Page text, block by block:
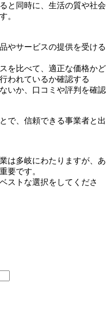
と同時に、生活の質や社会
。
やサービスの提供を受ける
を比べて、適正な価格かど
われているか確認する
いか、口コミや評判を確認
で、信頼できる事業者と出
は多岐にわたりますが、あ
要です。
ストな選択をしてくださ